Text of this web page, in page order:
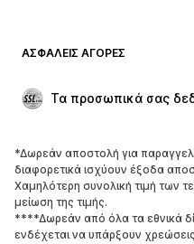
Περιστάσεις
ΠΑΠΟΎΤΣΙΑ
ΝΕΑ
Sneakers
ΑΣΦΑΛΕΊΣ ΑΓΟΡΈΣ
Τα προσωπικά σας
*Δωρεάν αποστολή για
διαφορετικά ισχύουν έξοδα
Χαμηλότερη συνολική τιμή των
μείωση της τιμής.
****Δωρεάν από όλα τα εθνικά
ενδέχεται να υπάρξουν